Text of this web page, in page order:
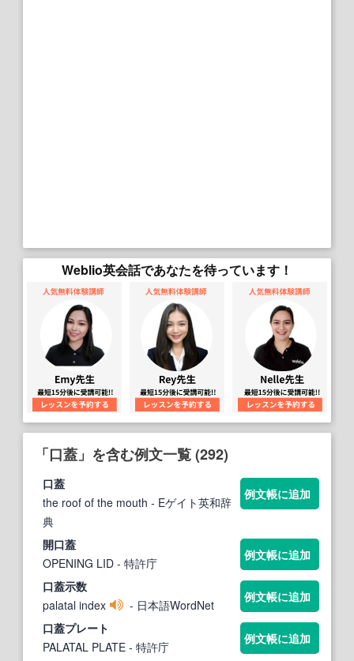
Weblio英会話であなたを待っています！
「口蓋」を含む例文一覧 (292)
口蓋
the roof of the mouth - Eゲイト英和辞
典
例文帳に追加
開口蓋
OPENING LID - 特許庁
例文帳に追加
口蓋示数
palatal index
- 日本語WordNet
例文帳に追加
口蓋プレート
PALATAL PLATE - 特許庁
例文帳に追加